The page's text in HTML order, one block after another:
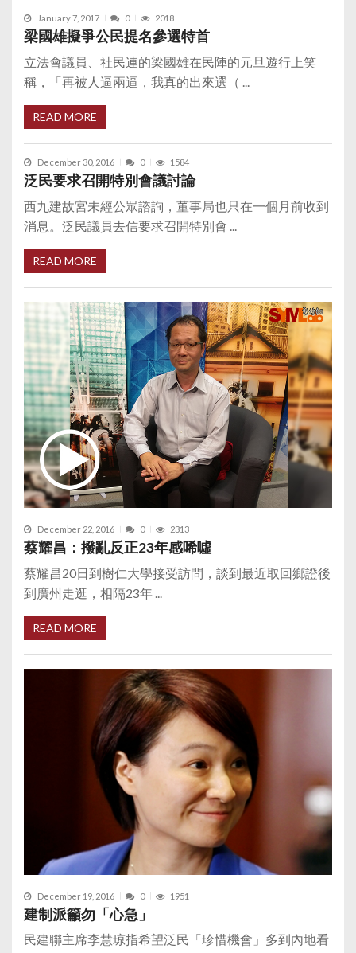
January 7, 2017 0 2018
梁國雄擬爭公民提名參選特首
立法會議員、社民連的梁國雄在民陣的元旦遊行上笑
稱，「再被人逼兩逼，我真的出來選（ ...
READ MORE
December 30, 2016 0 1584
泛民要求召開特別會議討論
西九建故宮未經公眾諮詢，董事局也只在一個月前收到
消息。泛民議員去信要求召開特別會 ...
READ MORE
December 22, 2016 0 2313
蔡耀昌：撥亂反正23年感唏噓
蔡耀昌20日到樹仁大學接受訪問，談到最近取回鄉證後
到廣州走逛，相隔23年 ...
READ MORE
December 19, 2016 0 1951
建制派籲勿「心急」
民建聯主席李慧琼指希望泛民「珍惜機會」多到內地看